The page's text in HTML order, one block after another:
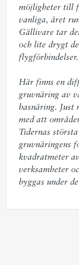
möjligheter till
vanliga, året
Gällivare tar
och lite drygt
flygförbindelser.
Här finns en
gruvnäring av
basnäring.
med att
Tidernas
gruvnäringens
kvadratmeter
verksamheter
byggas under